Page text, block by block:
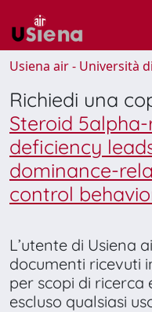
Usiena air - Università
Richiedi una
Steroid
deficiency
dominance-
control
L’utente di Usiena
documenti ricevuti
per scopi di ricerca
escluso qualsiasi